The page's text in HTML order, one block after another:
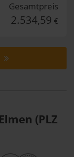
Gesamtpreis
2.534,59 €
(PLZ